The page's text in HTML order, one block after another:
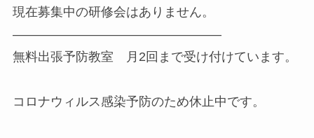
現在募集中の研修会はありません。
————————————————–
無料出張予防教室 月2回まで受け付けています。
コロナウィルス感染予防のため休止中です。